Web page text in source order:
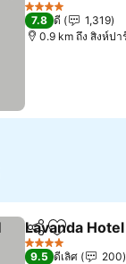
4 ดาว
7.8 ดี
1,319
0.9 km ถึง สิงห์ปา
แชร์ เพิ่มในราย
Lavanda
4 ดาว
9.5 ดีเลิศ
200